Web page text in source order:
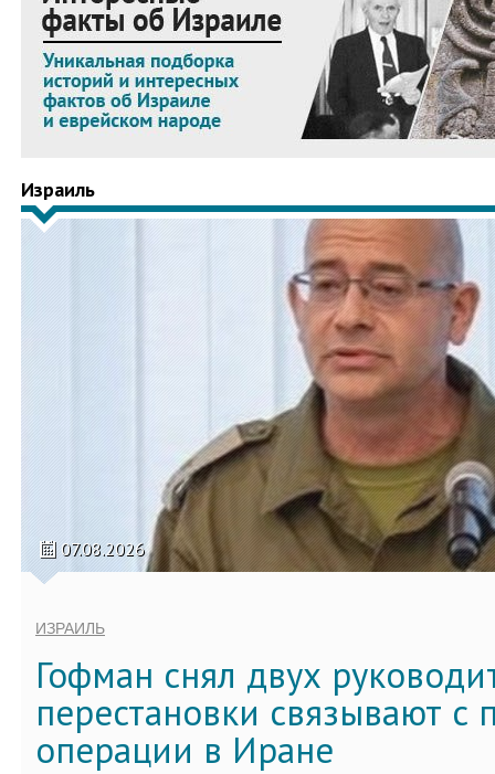
Израиль
07.08.2026
ИЗРАИЛЬ
Гофман снял двух
перестановки связывают с
операции в Иране